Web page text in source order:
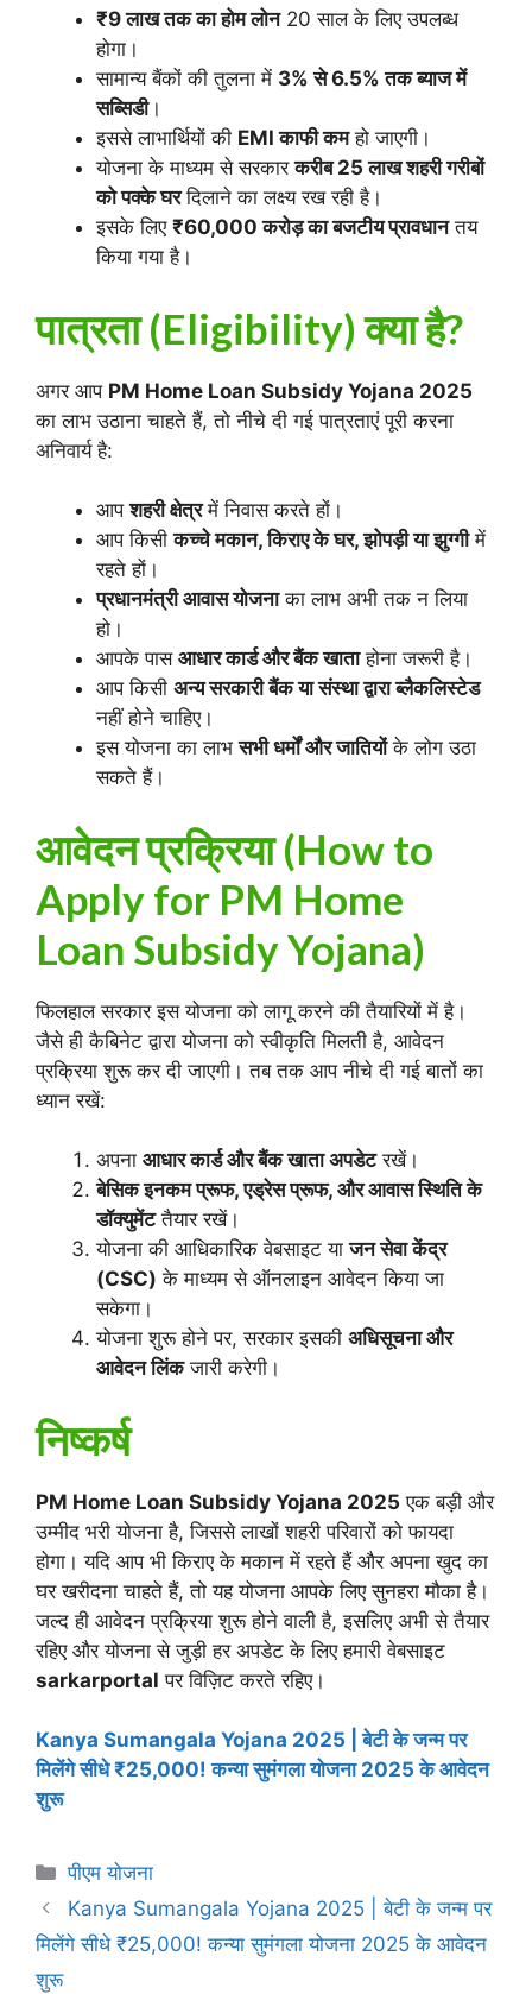
₹9 लाख तक का होम लोन20 साल के लिए उपलब्ध
होगा।
सामान्य बैंकों की तुलना में 3% से 6.5% तक ब्याज में
सब्सिडी।
इससे लाभार्थियों की EMI काफी कमहो जाएगी।
योजना के माध्यम से सरकारकरीब 25 लाख शहरी गरीबों
को पक्के घरदिलाने का लक्ष्य रख रही है।
इसके लिए ₹60,000 करोड़ का बजटीय प्रावधानतय
किया गया है।
पात्रता (Eligibility) क्या है?
अगर आप PM Home Loan Subsidy Yojana 2025
का लाभ उठाना चाहते हैं, तो नीचे दी गई पात्रताएं पूरी करना
अनिवार्य है:
आपशहरी क्षेत्रमें निवास करते हों।
आप किसीकच्चे मकान, किराए के घर, झोपड़ी या झुग्गीमें
रहते हों।
प्रधानमंत्री आवास योजनाका लाभ अभी तक न लिया
हो।
आपके पास आधार कार्ड और बैंक खाताहोना जरूरी है।
आप किसी अन्य सरकारी बैंक या संस्था द्वारा ब्लैकलिस्टेड
नहीं होने चाहिए।
इस योजना का लाभसभी धर्मों और जातियोंके लोग उठा
सकते हैं।
आवेदन प्रक्रिया (How to
Apply for PM Home
Loan Subsidy Yojana)
फिलहाल सरकार इस योजना को लागू करने की तैयारियों में है।
जैसे ही कैबिनेट द्वारा योजना को स्वीकृति मिलती है, आवेदन
प्रक्रिया शुरू कर दी जाएगी। तब तक आप नीचे दी गई बातों का
ध्यान रखें:
अपना आधार कार्ड और बैंक खाता अपडेटरखें।
बेसिक इनकम प्रूफ, एड्रेस प्रूफ, और आवास स्थिति के
डॉक्युमेंटतैयार रखें।
योजना की आधिकारिक वेबसाइट याजन सेवा केंद्र
(CSC) के माध्यम से ऑनलाइन आवेदन किया जा
सकेगा।
योजना शुरू होने पर, सरकार इसकी अधिसूचना और
आवेदन लिंकजारी करेगी।
निष्कर्ष
PM Home Loan Subsidy Yojana 2025 एक बड़ी और
उम्मीद भरी योजना है, जिससे लाखों शहरी परिवारों को फायदा
होगा। यदि आप भी किराए के मकान में रहते हैं और अपना खुद का
घर खरीदना चाहते हैं, तो यह योजना आपके लिए सुनहरा मौका है।
जल्द ही आवेदन प्रक्रिया शुरू होने वाली है, इसलिए अभी से तैयार
रहिए और योजना से जुड़ी हर अपडेट के लिए हमारी वेबसाइट
sarkarportal पर विज़िट करते रहिए।
Kanya Sumangala Yojana 2025 | बेटी के जन्म पर
मिलेंगे सीधे ₹25,000! कन्या सुमंगला योजना 2025 के आवेदन
शुरू
Categories
पीएम योजना
Kanya Sumangala Yojana 2025 | बेटी के जन्म पर
मिलेंगे सीधे ₹25,000! कन्या सुमंगला योजना 2025 के आवेदन
शुरू